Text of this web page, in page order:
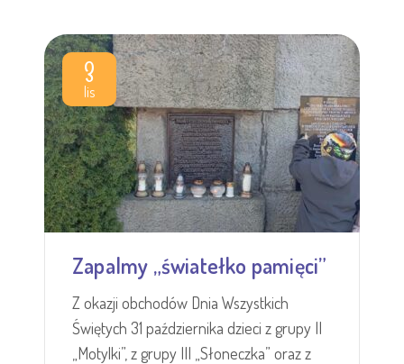
3
lis
Zapalmy „światełko pamięci”
Z okazji obchodów Dnia Wszystkich
Świętych 31 października dzieci z grupy II
„Motylki”, z grupy III „Słoneczka” oraz z